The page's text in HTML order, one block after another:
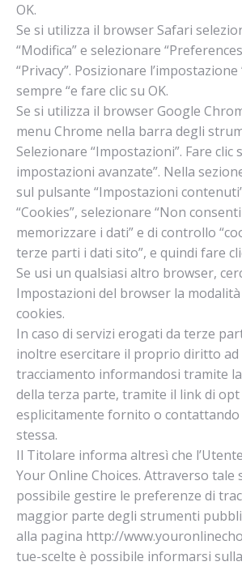
OK.
Se si utilizza il browser Safari
“Modifica” e selezionare
“Privacy”. Posizionare l’impostazione
sempre “e fare clic su OK.
Se si utilizza il browser Google
menu Chrome nella barra degli
Selezionare “Impostazioni”. Fare clic
impostazioni avanzate”. Nella
sul pulsante “Impostazioni
“Cookies”, selezionare “Non
memorizzare i dati” e di controllo
terze parti i dati sito”, e quindi fare
Se usi un qualsiasi altro browser,
Impostazioni del browser la
cookies.
In caso di servizi erogati da terze
inoltre esercitare il proprio diritto ad
tracciamento informandosi tramite
della terza parte, tramite il link di
esplicitamente fornito o
stessa.
Il Titolare informa altresì che
Your Online Choices. Attraverso tale
possibile gestire le preferenze di
maggior parte degli strumenti
alla pagina http://
tue-scelte è possibile informarsi